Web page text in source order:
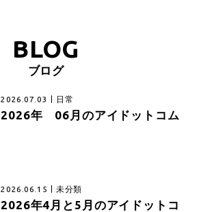
BLOG
ブログ
2026.07.03 日常
2026年 06月のアイドットコム
2026.06.15 未分類
2026年4月と5月のアイドットコ